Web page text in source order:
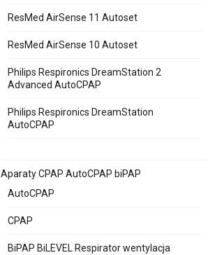
ResMed AirSense 11 Autoset
ResMed AirSense 10 Autoset
Philips Respironics DreamStation 2
Advanced AutoCPAP
Philips Respironics DreamStation
AutoCPAP
Aparaty CPAP AutoCPAP biPAP
AutoCPAP
CPAP
BiPAP BiLEVEL Respirator wentylacja